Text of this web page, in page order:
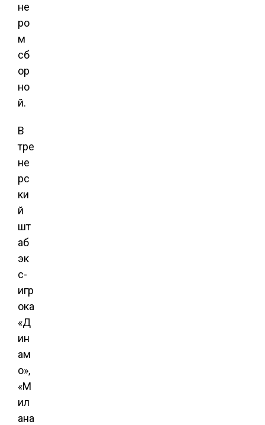
не
ро
м
сб
ор
но
й.
В
тре
не
рс
ки
й
шт
аб
эк
с-
игр
ока
«Д
ин
ам
о»,
«М
ил
ана